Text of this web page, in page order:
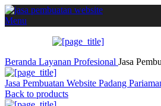
Menu
Beranda Layanan Profesional Jasa
Jasa Pembuatan Website Padang
Back to products